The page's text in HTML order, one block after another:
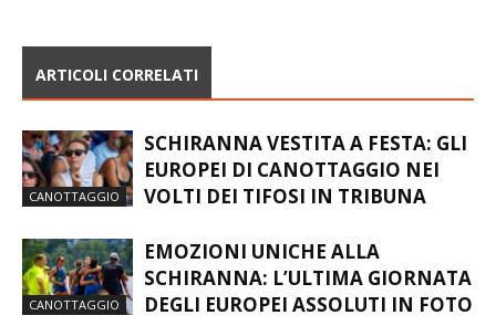
ARTICOLI CORRELATI
CANOTTAGGIO
SCHIRANNA VESTITA A FESTA: GLI
EUROPEI DI CANOTTAGGIO NEI
VOLTI DEI TIFOSI IN TRIBUNA
CANOTTAGGIO
EMOZIONI UNICHE ALLA
SCHIRANNA: L’ULTIMA GIORNATA
DEGLI EUROPEI ASSOLUTI IN FOTO